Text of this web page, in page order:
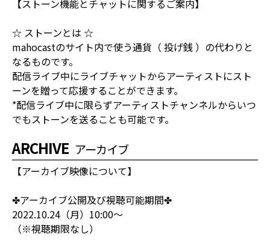
【ストーン機能とチャットに関するご案内】
☆ ストーンとは ☆
mahocastのサイト内で使う通貨（ 投げ銭 ）の代わりと
なるものです。
配信ライブ中にライブチャットからアーティストにスト
ーンを贈って応援することができます。
*配信ライブ中に限らずアーティストチャンネルからいつ
でもストーンを送ることも可能です。
ARCHIVE アーカイブ
【アーカイブ映像について】
✤アーカイブ公開及び視聴可能期間✤
2022.10.24（月）10:00～
（※視聴期限なし）